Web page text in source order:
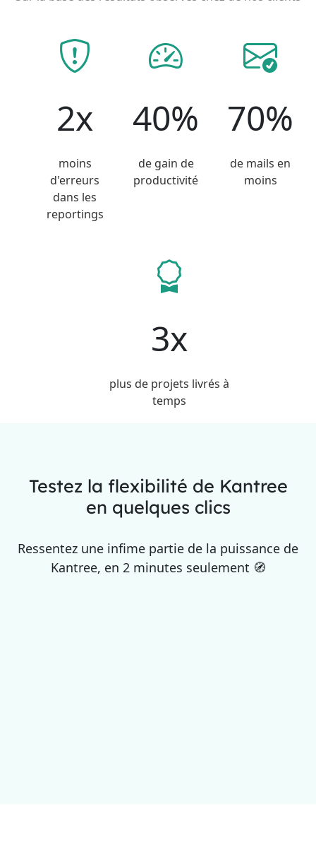
2x
moins
d'erreurs
dans les
reportings
40%
de gain de
productivité
70%
de mails en
moins
3x
plus de projets livrés à
temps
Testez la flexibilité de Kantree
en quelques clics
Ressentez une infime partie de la puissance de
Kantree, en 2 minutes seulement 🧭